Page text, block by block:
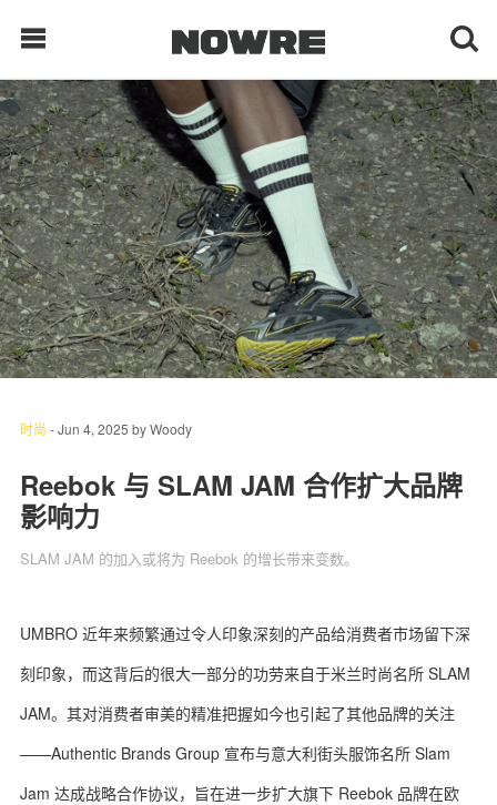
每日鲜榨
现客视点
每日栏目
时 尚
球 鞋
科 技
时尚 -Jun 4, 2025 byWoody
Reebok 与 SLAM JAM 合作扩大品牌
影响力
SLAM JAM 的加入或将为 Reebok 的增长带来变数。
UMBRO 近年来频繁通过令人印象深刻的产品给消费者市场留下深
刻印象，而这背后的很大一部分的功劳来自于米兰时尚名所 SLAM
JAM。其对消费者审美的精准把握如今也引起了其他品牌的关注
——Authentic Brands Group 宣布与意大利街头服饰名所 Slam
Jam 达成战略合作协议，旨在进一步扩大旗下 Reebok 品牌在欧